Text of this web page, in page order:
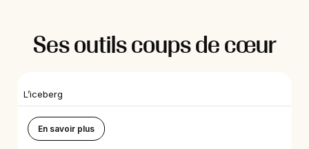
Ses outils coups de cœur
L’iceberg
En savoir plus